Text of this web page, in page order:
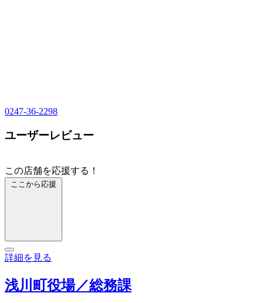
0247-36-2298
ユーザーレビュー
この店舗を応援する！
ここから応援
詳細を見る
浅川町役場／総務課